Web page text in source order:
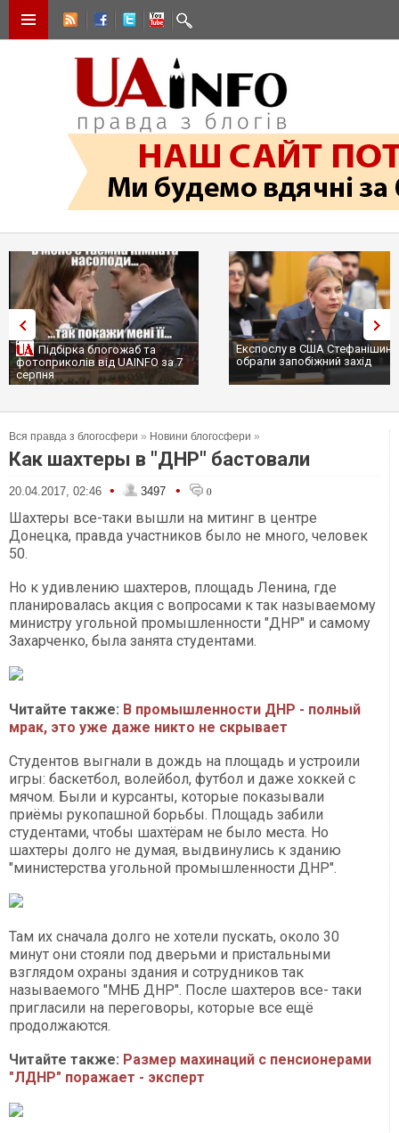
Підбірка блогожаб та
фотоприколів від UAINFO за 7
серпня
Експослу в США
обрали запобіжний захід
Вся правда з блогосфери » Новини блогосфери »
Как шахтеры в "ДНР" бастовали
20.04.2017, 02:46 • 3497 • 0
Шахтеры все-таки вышли на митинг в центре
Донецка, правда участников было не много, человек
50.
Но к удивлению шахтеров, площадь Ленина, где
планировалась акция с вопросами к так называемому
министру угольной промышленности "ДНР" и самому
Захарченко, была занята студентами.
Читайте также: В промышленности ДНР - полный
мрак, это уже даже никто не скрывает
Студентов выгнали в дождь на площадь и устроили
игры: баскетбол, волейбол, футбол и даже хоккей с
мячом. Были и курсанты, которые показывали
приёмы рукопашной борьбы. Площадь забили
студентами, чтобы шахтёрам не было места. Но
шахтеры долго не думая, выдвинулись к зданию
"министерства угольной промышленности ДНР".
Там их сначала долго не хотели пускать, около 30
минут они стояли под дверьми и пристальными
взглядом охраны здания и сотрудников так
называемого "МНБ ДНР". После шахтеров все- таки
пригласили на переговоры, которые все ещё
продолжаются.
Читайте также: Размер махинаций с пенсионерами
"ЛДНР" поражает - эксперт